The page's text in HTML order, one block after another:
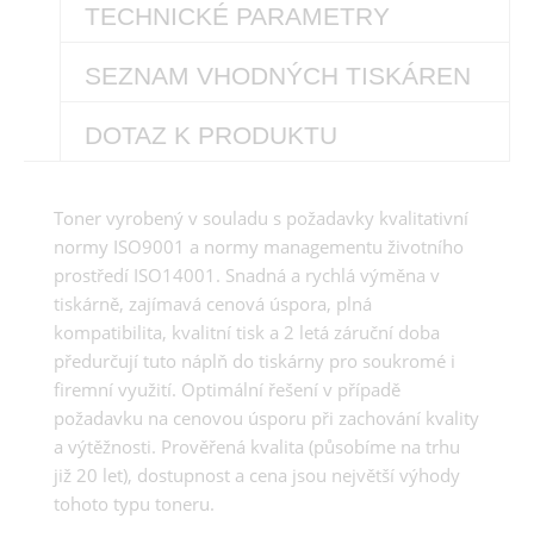
TECHNICKÉ PARAMETRY
SEZNAM VHODNÝCH TISKÁREN
DOTAZ K PRODUKTU
Toner vyrobený v souladu s požadavky kvalitativní
normy ISO9001 a normy managementu životního
prostředí ISO14001. Snadná a rychlá výměna v
tiskárně, zajímavá cenová úspora, plná
kompatibilita, kvalitní tisk a 2 letá záruční doba
předurčují tuto náplň do tiskárny pro soukromé i
firemní využití. Optimální řešení v případě
požadavku na cenovou úsporu při zachování kvality
a výtěžnosti. Prověřená kvalita (působíme na trhu
již 20 let), dostupnost a cena jsou největší výhody
tohoto typu toneru.